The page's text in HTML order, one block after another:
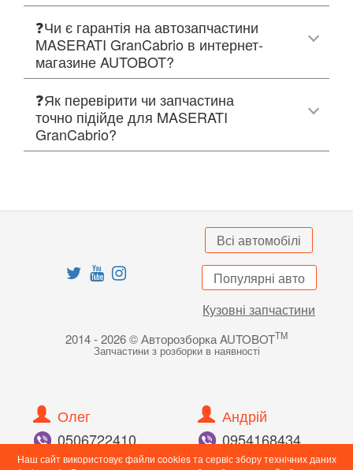
❓Чи є гарантія на автозапчастини
MASERATI GranCabrio в интернет-
магазине AUTOBOT?
❓Як перевірити чи запчастина
точно підійде для MASERATI
GranCabrio?
Всі автомобілі
Популярні авто
Кузовні запчастини
2014 - 2026 © Авторозборка AUTOBOTTM
Запчастини з розборки в наявності
Олег
0506722410
0988978255
Андрій
0954168434
0969894390
Наш сайт використовує файли cookies та сервіс збору технічних даних